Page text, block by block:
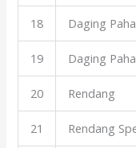
18 Daging
19 Daging
20 Rendang
21 Rendang